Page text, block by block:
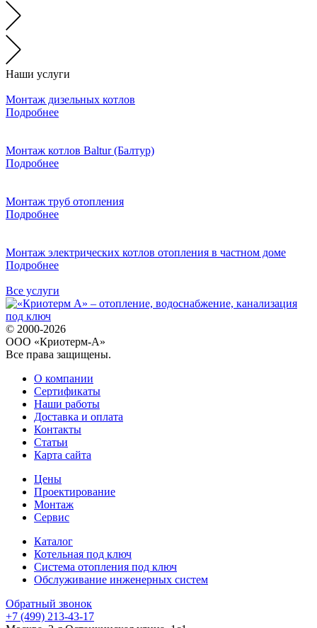
Наши услуги
Монтаж дизельных котлов
Подробнее
Монтаж котлов Baltur (Балтур)
Подробнее
Монтаж труб отопления
Подробнее
Монтаж электрических котлов отопления в частном доме
Подробнее
Все услуги
© 2000-2026
ООО «Криотерм-А»
Все права защищены.
О компании
Сертификаты
Наши работы
Доставка и оплата
Контакты
Статьи
Карта сайта
Цены
Проектирование
Монтаж
Сервис
Каталог
Котельная под ключ
Система отопления под ключ
Обслуживание инженерных систем
Обратный звонок
+7 (499) 213-43-17